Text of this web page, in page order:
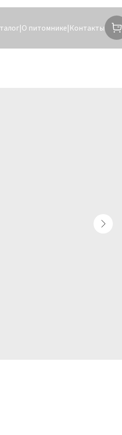
|О питомнике| Контакты